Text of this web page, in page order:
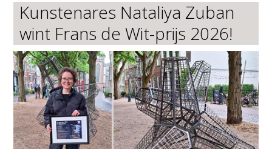
Kunstenares Nataliya Zuban
wint Frans de Wit-prijs 2026!